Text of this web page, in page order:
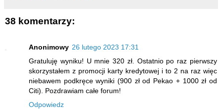
38 komentarzy:
Anonimowy 26 lutego 2023 17:31
Gratuluję wyniku! U mnie 320 zł. Ostatnio po raz pierwszy
skorzystałem z promocji karty kredytowej i to 2 na raz więc
niebawem podkręce wyniki (900 zł od Pekao + 1000 zł od
Citi). Pozdrawiam całe forum!
Odpowiedz